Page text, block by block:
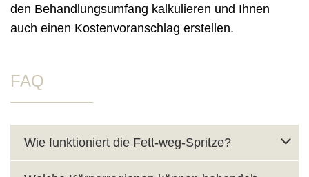
den Behandlungsumfang kalkulieren und Ihnen
auch einen Kostenvoranschlag erstellen.
FAQ
Wie funktioniert die Fett-weg-Spritze?